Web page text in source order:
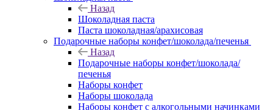
Назад
Шоколадная паста
Паста шоколадная/арахисовая
Подарочные наборы конфет/шоколада/печенья
Назад
Подарочные наборы конфет/шоколада/
печенья
Наборы конфет
Наборы шоколада
Наборы конфет с алкогольными начинками